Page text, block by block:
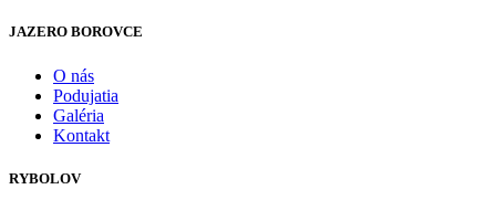
JAZERO BOROVCE
O nás
Podujatia
Galéria
Kontakt
RYBOLOV